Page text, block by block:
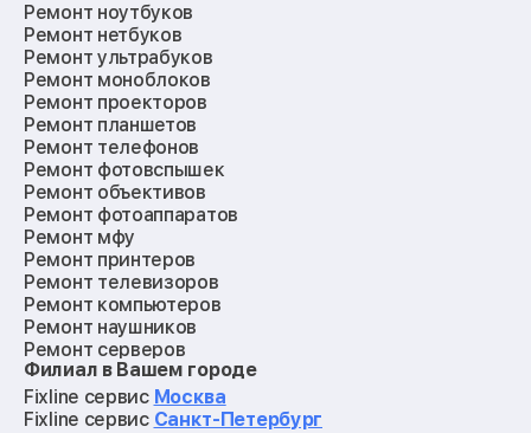
Ремонт ноутбуков
Ремонт нетбуков
Ремонт ультрабуков
Ремонт моноблоков
Ремонт проекторов
Ремонт планшетов
Ремонт телефонов
Ремонт фотовспышек
Ремонт объективов
Ремонт фотоаппаратов
Ремонт мфу
Ремонт принтеров
Ремонт телевизоров
Ремонт компьютеров
Ремонт наушников
Ремонт серверов
Ремонт мониторов
Ремонт квадрокоптеров
Ремонт электросамокатов
Филиал в Вашем городе
Fixline сервис Москва
Fixline сервис Санкт-Петербург